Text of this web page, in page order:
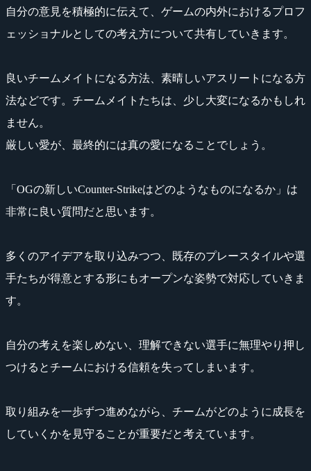
自分の意見を積極的に伝えて、ゲームの内外におけるプロフ
ェッショナルとしての考え方について共有していきます。
良いチームメイトになる方法、素晴しいアスリートになる方
法などです。チームメイトたちは、少し大変になるかもしれ
ません。
厳しい愛が、最終的には真の愛になることでしょう。
「OGの新しいCounter-Strikeはどのようなものになるか」は
非常に良い質問だと思います。
多くのアイデアを取り込みつつ、既存のプレースタイルや選
手たちが得意とする形にもオープンな姿勢で対応していきま
す。
自分の考えを楽しめない、理解できない選手に無理やり押し
つけるとチームにおける信頼を失ってしまいます。
取り組みを一歩ずつ進めながら、チームがどのように成長を
していくかを見守ることが重要だと考えています。